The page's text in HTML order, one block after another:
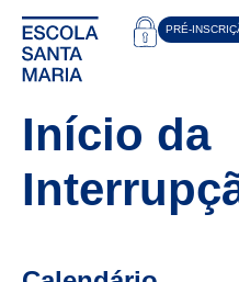
PRÉ-
Início da